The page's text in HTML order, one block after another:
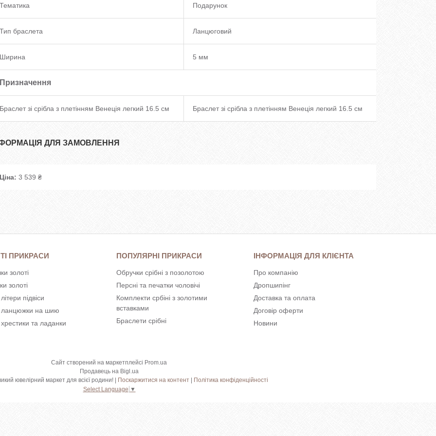
Тематика Подарунок
Тип браслета Ланцюговий
Ширина 5 мм
Призначення
Браслет зі срібла з плетінням Венеція легкий 16.5 см Браслет зі срібла з плетінням Венеція легкий 16.5 см
ДЛЯ ЗАМОВЛЕННЯ
Ціна: 3 539 ₴
ПРИКРАСИ
золоті
золоті
підвіси
ланцюжки на шию
хрестики та ладанки
ПОПУЛЯРНІ ПРИКРАСИ
Обручки срібні з позолотою
Персні та печатки чоловічі
Комплекти србіні з золотими
вставками
Браслети срібні
ІНФОРМАЦІЯ ДЛЯ КЛІЄНТА
Про компанію
Дропшипінг
Доставка та оплата
Договір оферти
Новини
Сайт створений на маркетплейсі Prom.ua
Продавець на Bigl.ua
Поскаржитися на контент
Політика конфіденційності
Select Language ▼